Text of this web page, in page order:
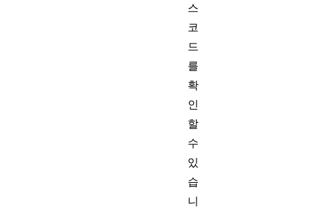
스
코
드
를
확
인
할
수
있
습
니